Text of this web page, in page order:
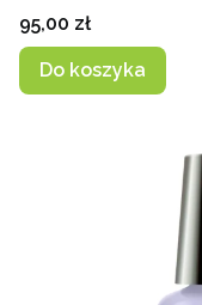
Cena
95,00 zł
Do koszyka